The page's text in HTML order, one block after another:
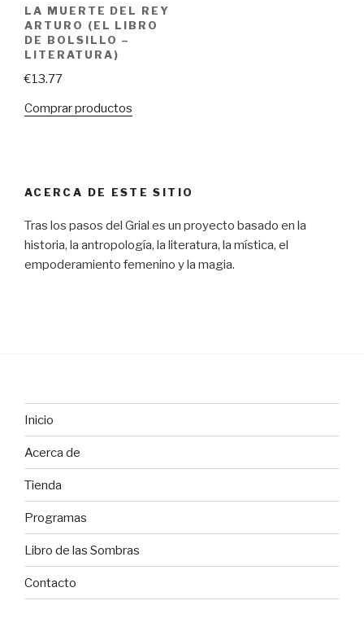
LA MUERTE DEL REY
ARTURO (EL LIBRO
DE BOLSILLO –
LITERATURA)
€13.77
Comprar productos
ACERCA DE ESTE SITIO
Tras los pasos del Grial es un proyecto basado en la
historia, la antropología, la literatura, la mística, el
empoderamiento femenino y la magia.
Inicio
Acerca de
Tienda
Programas
Libro de las Sombras
Contacto